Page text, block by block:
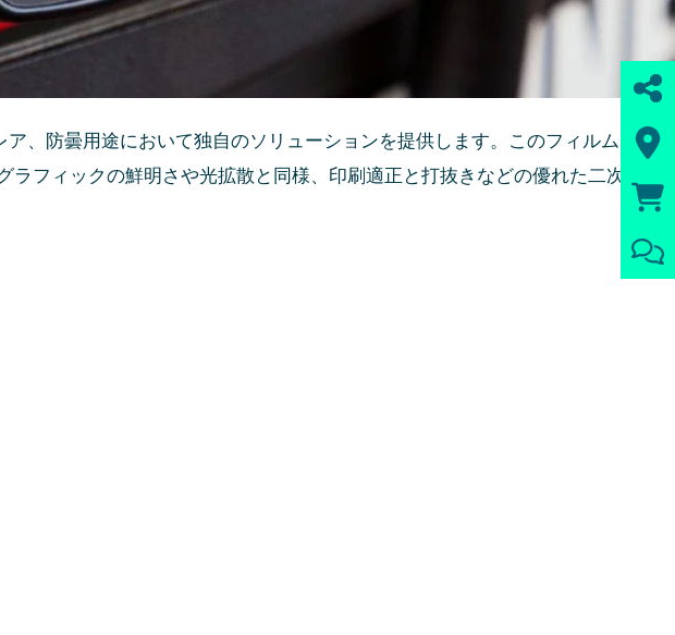
、防曇用途において独自のソリューションを提供します。このフィルム
フィックの鮮明さや光拡散と同様、印刷適正と打抜きなどの優れた二次